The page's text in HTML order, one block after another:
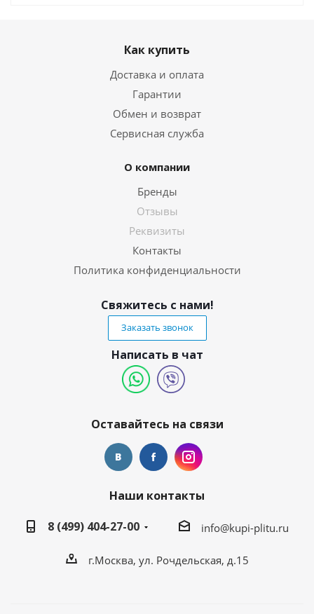
Как купить
Доставка и оплата
Гарантии
Обмен и возврат
Сервисная служба
О компании
Бренды
Отзывы
Реквизиты
Контакты
Политика конфиденциальности
Свяжитесь с нами!
Заказать звонок
Написать в чат
Оставайтесь на связи
Наши контакты
8 (499) 404-27-00
info@kupi-plitu.ru
г.Москва, ул. Рочдельская, д.15